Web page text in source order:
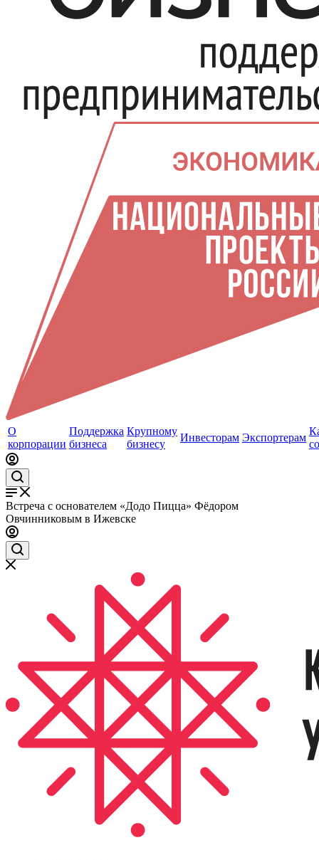
О
корпорации
Поддержка
бизнеса
Крупному
бизнесу
Инвесторам Экспортерам
Встреча с основателем «Додо Пицца» Фёдором
Овчинниковым в Ижевске